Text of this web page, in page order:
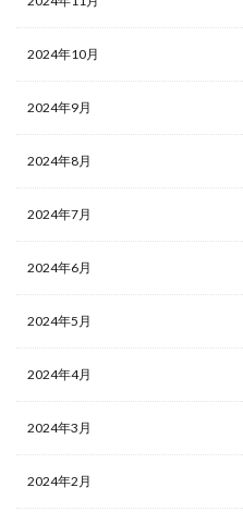
2024年10月
2024年9月
2024年8月
2024年7月
2024年6月
2024年5月
2024年4月
2024年3月
2024年2月